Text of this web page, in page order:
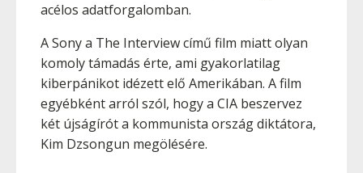
acélos adatforgalomban.
A Sony a The Interview című film miatt olyan
komoly támadás érte, ami gyakorlatilag
kiberpánikot idézett elő Amerikában. A film
egyébként arról szól, hogy a CIA beszervez
két újságírót a kommunista ország diktátora,
Kim Dzsongun megölésére.